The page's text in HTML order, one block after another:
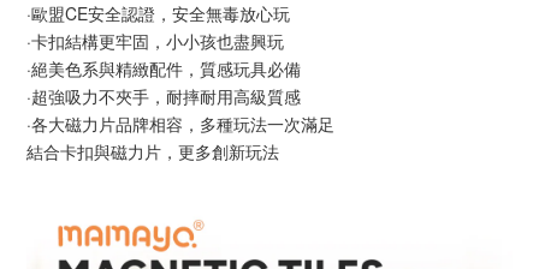
·歐盟CE安全認證，安全無毒放心玩
·卡扣結構更牢固，小小孩也盡興玩
·絕美色系與精緻配件，質感玩具必備
·超強吸力不夾手，耐摔耐用高級質感
·各大磁力片品牌相容，多種玩法一次滿足
結合卡扣與磁力片，更多創新玩法